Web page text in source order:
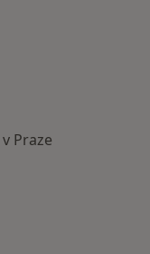
Praze